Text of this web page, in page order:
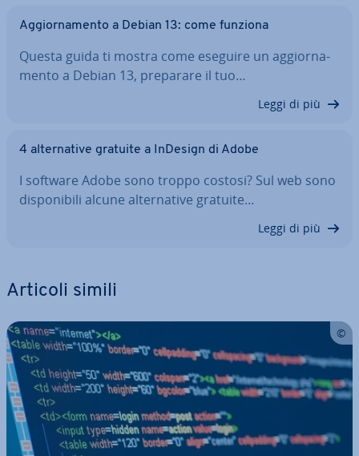
Ag­gior­na­men­to a Debian 13: come funziona
Questa guida ti mostra come eseguire un ag­gior­na­
men­to a Debian 13, preparare il tuo…
Leggi di più
4 al­ter­na­ti­ve gratuite a InDesign di Adobe
I software Adobe sono troppo costosi? Sul web sono
di­spo­ni­bi­li alcune al­ter­na­ti­ve gratuite…
Leggi di più
Articoli simili